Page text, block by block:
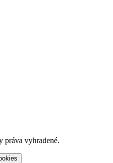
vyhradené.